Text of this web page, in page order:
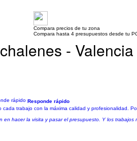
Compara precios de tu zona
Compara hasta 4 presupuestos desde tu
-
Responde rápido
trabajo con la máxima calidad y profesionalidad.
hacer la visita y pasar el presupuesto. Y los trabajos